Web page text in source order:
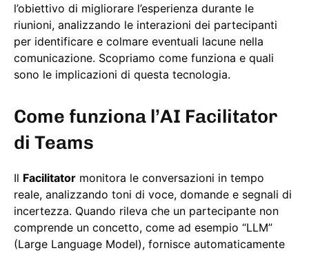
l’obiettivo di migliorare l’esperienza durante le
riunioni, analizzando le interazioni dei partecipanti
per identificare e colmare eventuali lacune nella
comunicazione. Scopriamo come funziona e quali
sono le implicazioni di questa tecnologia.
Come funziona l’AI Facilitator
di Teams
Il Facilitator monitora le conversazioni in tempo
reale, analizzando toni di voce, domande e segnali di
incertezza. Quando rileva che un partecipante non
comprende un concetto, come ad esempio “LLM”
(Large Language Model), fornisce automaticamente